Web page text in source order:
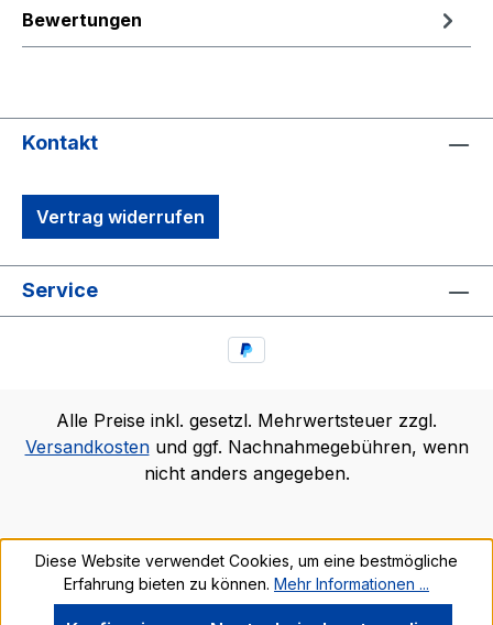
Bewertungen
Kontakt
Vertrag widerrufen
Service
Alle Preise inkl. gesetzl. Mehrwertsteuer zzgl.
Versandkostenund ggf. Nachnahmegebühren, wenn
nicht anders angegeben.
Diese Website verwendet Cookies, um eine bestmögliche
Erfahrung bieten zu können. Mehr Informationen ...